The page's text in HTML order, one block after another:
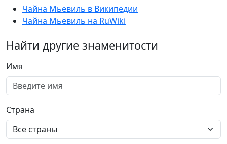
Чайна Мьевиль в Википедии
Чайна Мьевиль на RuWiki
Найти другие знаменитости
Имя
Страна